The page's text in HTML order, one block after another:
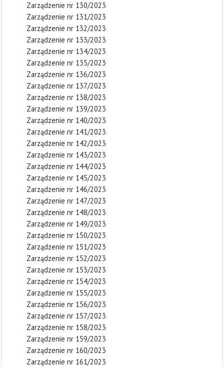
Zarządzenie nr 130/2023
Zarządzenie nr 131/2023
Zarządzenie nr 132/2023
Zarządzenie nr 133/2023
Zarządzenie nr 134/2023
Zarządzenie nr 135/2023
Zarządzenie nr 136/2023
Zarządzenie nr 137/2023
Zarządzenie nr 138/2023
Zarządzenie nr 139/2023
Zarządzenie nr 140/2023
Zarządzenie nr 141/2023
Zarządzenie nr 142/2023
Zarządzenie nr 143/2023
Zarządzenie nr 144/2023
Zarządzenie nr 145/2023
Zarządzenie nr 146/2023
Zarządzenie nr 147/2023
Zarządzenie nr 148/2023
Zarządzenie nr 149/2023
Zarządzenie nr 150/2023
Zarządzenie nr 151/2023
Zarządzenie nr 152/2023
Zarządzenie nr 153/2023
Zarządzenie nr 154/2023
Zarządzenie nr 155/2023
Zarządzenie nr 156/2023
Zarządzenie nr 157/2023
Zarządzenie nr 158/2023
Zarządzenie nr 159/2023
Zarządzenie nr 160/2023
Zarządzenie nr 161/2023